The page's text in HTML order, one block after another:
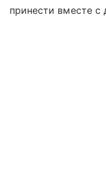
принести вместе с